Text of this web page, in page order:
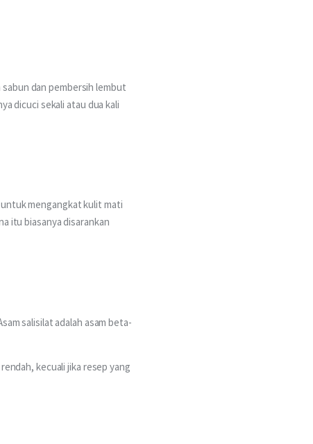
sabun dan pembersih lembut
dicuci sekali atau dua kali
mengangkat kulit mati
itu biasanya disarankan
salisilat adalah asam beta-
kecuali jika resep yang